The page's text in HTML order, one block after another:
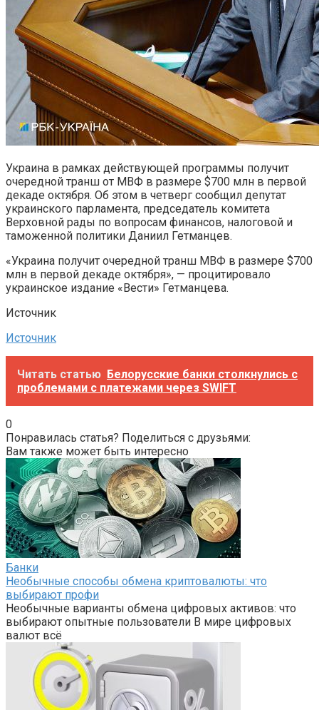
Украина в рамках действующей программы получит
очередной транш от МВФ в размере $700 млн в первой
декаде октября. Об этом в четверг сообщил депутат
украинского парламента, председатель комитета
Верховной рады по вопросам финансов, налоговой и
таможенной политики Даниил Гетманцев.
«Украина получит очередной транш МВФ в размере $700
млн в первой декаде октября», — процитировало
украинское издание «Вести» Гетманцева.
Источник
Источник
Читать статью Белорусские банки столкнулись с
проблемами с платежами через SWIFT
0
Понравилась статья? Поделиться с друзьями:
Вам также может быть интересно
Банки
Необычные способы обмена криптовалюты: что
выбирают профи
Необычные варианты обмена цифровых активов: что
выбирают опытные пользователи В мире цифровых
валют всё